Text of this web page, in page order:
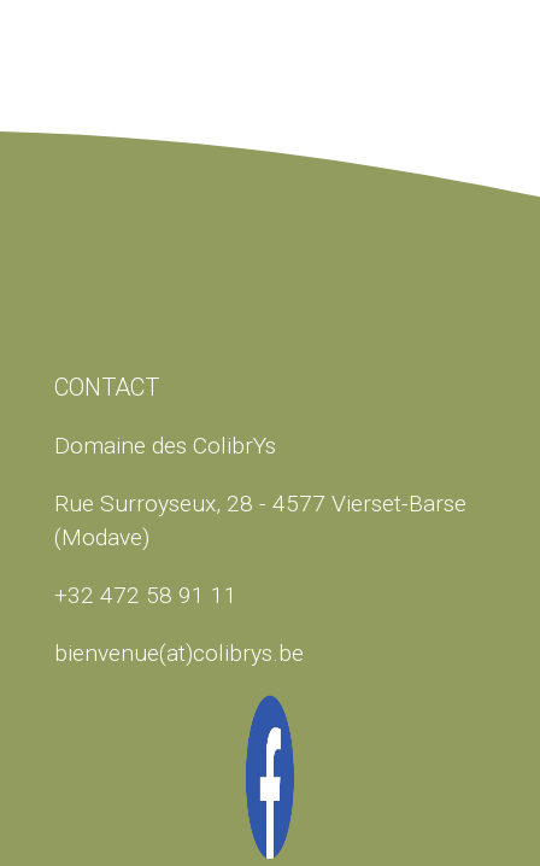
CONTACT
Domaine des ColibrYs
Rue Surroyseux, 28 - 4577 Vierset-Barse
(Modave)
+32 472 58 91 11
bienvenue(at)colibrys.be